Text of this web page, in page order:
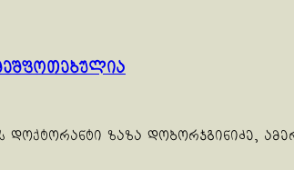
ზაზა დობორჯგინიძე,